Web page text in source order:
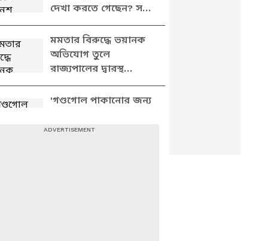
দেখা করতে গেছেন? সব
ফাঁস করে যা বললেন
শুভেন্দু
মমতার বিরুদ্ধে ভয়ানক
অভিযোগ তুলে
রাজ্যপালের দ্বারস্থ
শুভেন্দু, দেখুন কী বলছেন
'গণ্ডগোল পাকানোর জন্য
করেছে তৃণমূল',